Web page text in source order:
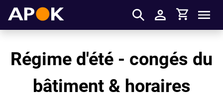
S'identifier
Panier
Régime d'été - congés du
bâtiment & horaires